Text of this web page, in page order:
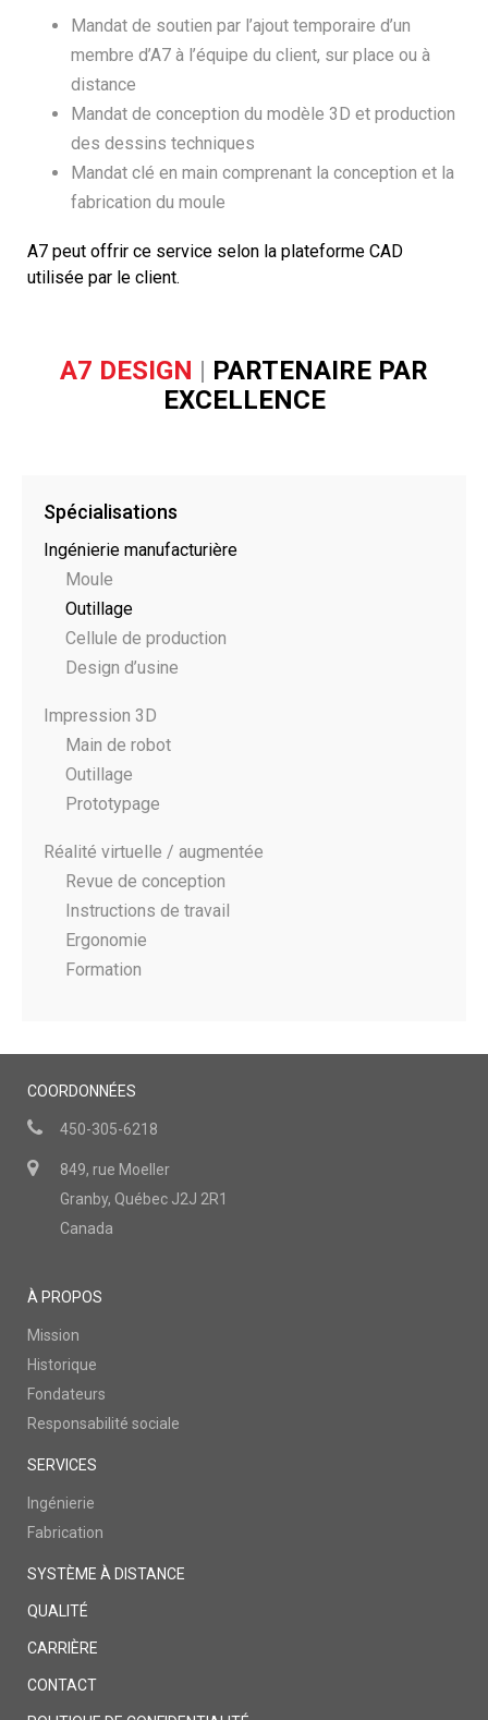
Mandat de soutien par l’ajout temporaire d’un
membre d’A7 à l’équipe du client, sur place ou à
distance
Mandat de conception du modèle 3D et production
des dessins techniques
Mandat clé en main comprenant la conception et la
fabrication du moule
A7 peut offrir ce service selon la plateforme CAD
utilisée par le client.
A7 DESIGN | PARTENAIRE PAR
EXCELLENCE
Spécialisations
Ingénierie manufacturière
Moule
Outillage
Cellule de production
Design d’usine
Impression 3D
Main de robot
Outillage
Prototypage
Réalité virtuelle / augmentée
Revue de conception
Instructions de travail
Ergonomie
Formation
COORDONNÉES
450-305-6218
849, rue Moeller
Granby, Québec J2J 2R1
Canada
À PROPOS
Mission
Historique
Fondateurs
Responsabilité sociale
SERVICES
Ingénierie
Fabrication
SYSTÈME À DISTANCE
QUALITÉ
CARRIÈRE
CONTACT